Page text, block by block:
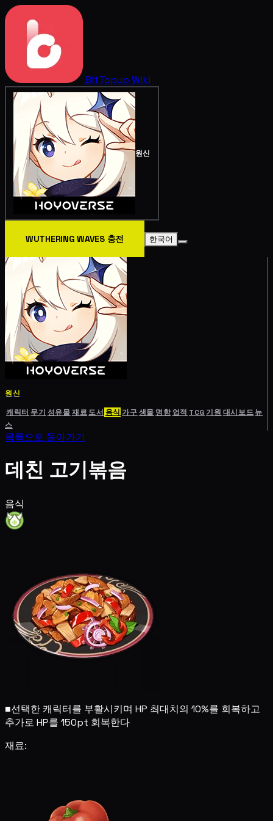
BitTopup Wiki
원신
WUTHERING WAVES 충전 한국어
원신
캐릭터 무기 성유물재료도서 음식 가구생물 명함 업적 TCG기원 대시보드뉴
스
목록으로 돌아가기
데친 고기볶음
음식
■선택한 캐릭터를 부활시키며 HP 최대치의 10%를 회복하고
추가로 HP를 150pt 회복한다
재료: